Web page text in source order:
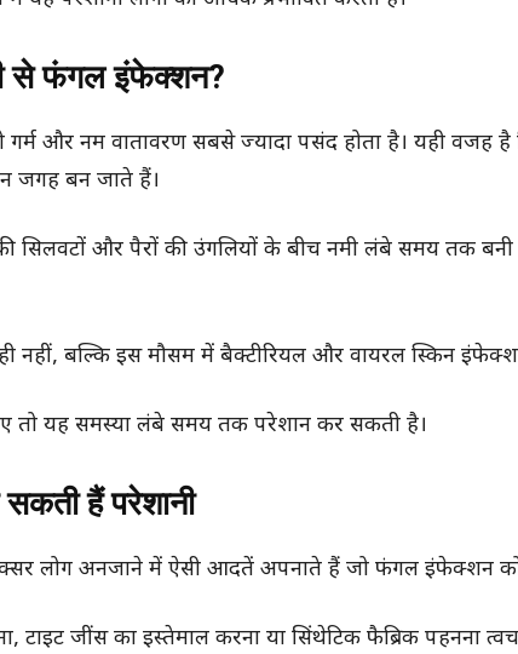
से फंगल इंफेक्शन?
और नम वातावरण सबसे ज्यादा पसंद होता है। यही वजह है
जगह बन जाते हैं।
सिलवटों और पैरों की उंगलियों के बीच नमी लंबे समय तक
नहीं, बल्कि इस मौसम में बैक्टीरियल और वायरल स्किन
तो यह समस्या लंबे समय तक परेशान कर सकती है।
सकती हैं परेशानी
लोग अनजाने में ऐसी आदतें अपनाते हैं जो फंगल इंफेक्शन को
जींस का इस्तेमाल करना या सिंथेटिक फैब्रिक पहनना